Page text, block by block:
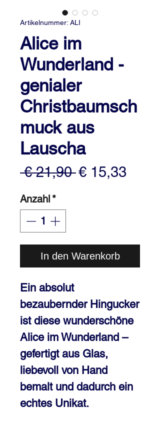
Artikelnummer: ALI
Alice im
Wunderland -
genialer
Christbaumsch
muck aus
Lauscha
€ 21,90 Standardpreis
€ 15,33Sale-
Anzahl*
In den Warenkorb
Ein absolut
bezaubernder Hingucker
ist diese wunderschöne
Alice im Wunderland –
gefertigt aus Glas,
liebevoll von Hand
bemalt und dadurch ein
echtes Unikat.